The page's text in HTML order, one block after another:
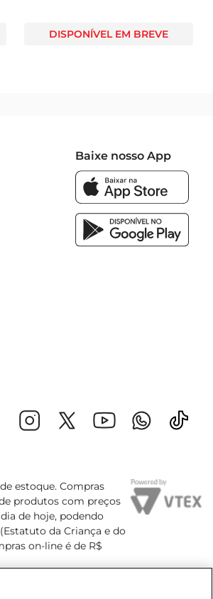
DISPONÍVEL EM BREVE
Baixe nosso App
estoque. Compras
produtos com preços
de hoje, podendo
da Criança e do
on-line é de R$